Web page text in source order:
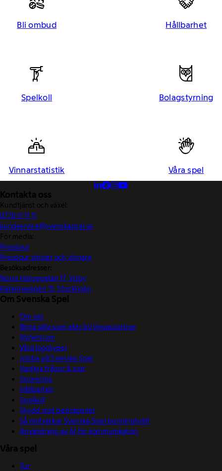
Bli ombud Hållbarhet
Spelkoll Bolagstyrning
Vinnarstatistik Våra spel
Kontakta oss
Kundtjänst och växel:
0770-11 11 11
kundservice@svenskaspel.se
För media:
Pressjour
Pressjour vinster och vinnare
Besöksadresser:
Norra Hansegatan 17, Visby
Katarinavägen 15, Stockholm
Om Svenska Spel
Om oss
Börja sälja spel eller bli Vegaspartner
Nyhetsrum
Våra logotyper
Jobba på Svenska Spel
Vanliga frågor & svar
Sponsring
Hållbarhet
Spelkoll
Skydd mot bedrägerier
Så motverkar Svenska Spel penningtvätt
Användning av AI för kommunikation
Våra spel
Tur